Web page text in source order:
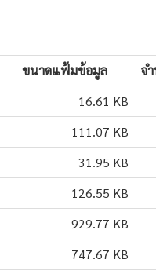
ขนาดแฟ้มข้อมูล จ
16.61 KB
111.07 KB
31.95 KB
126.55 KB
929.77 KB
747.67 KB